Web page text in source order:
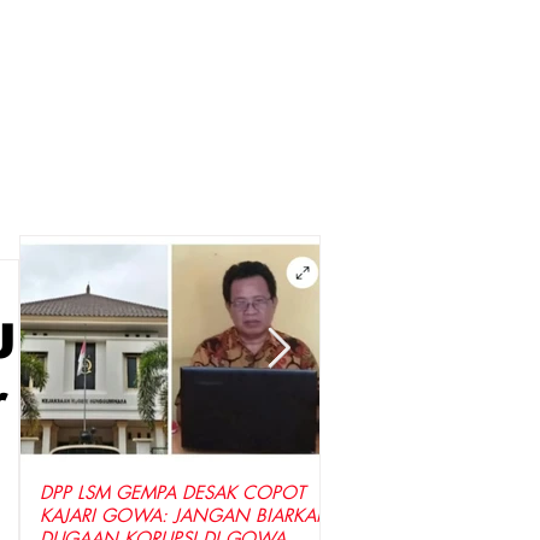
DPP LSM GEMPA DESAK COPOT
KAJARI GOWA: JANGAN BIARKAN